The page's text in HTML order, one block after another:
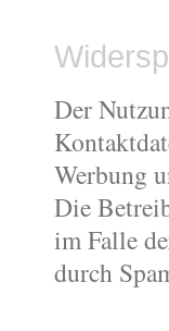
Der
Werbung
Die
im Falle
durch